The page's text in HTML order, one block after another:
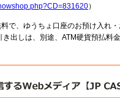
）
で、ゆうちょ口座のお預け入れ
出しは、別途、ATM硬貨預払料